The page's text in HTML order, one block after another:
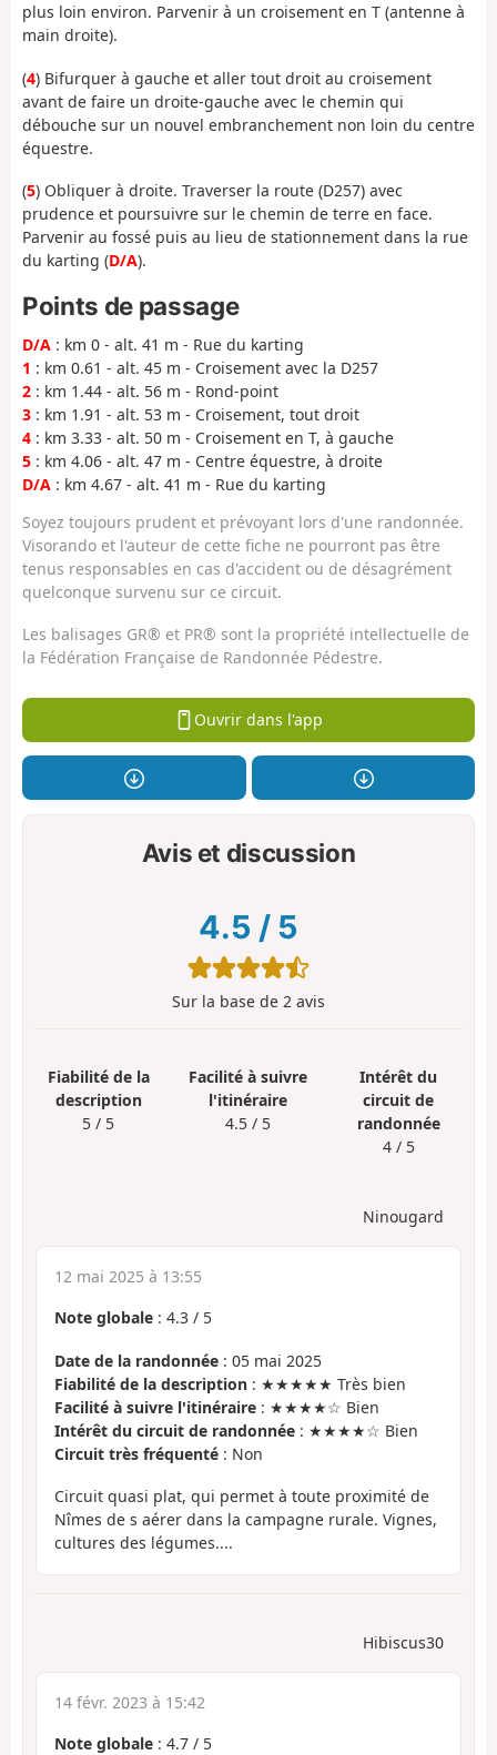
plus loin environ. Parvenir à un croisement en T (antenne à
main droite).
(4) Bifurquer à gauche et aller tout droit au croisement
avant de faire un droite-gauche avec le chemin qui
débouche sur un nouvel embranchement non loin du centre
équestre.
(5) Obliquer à droite. Traverser la route (D257) avec
prudence et poursuivre sur le chemin de terre en face.
Parvenir au fossé puis au lieu de stationnement dans la rue
du karting (D/A).
Points de passage
D/A : km 0 - alt. 41 m - Rue du karting
1 : km 0.61 - alt. 45 m - Croisement avec la D257
2 : km 1.44 - alt. 56 m - Rond-point
3 : km 1.91 - alt. 53 m - Croisement, tout droit
4 : km 3.33 - alt. 50 m - Croisement en T, à gauche
5 : km 4.06 - alt. 47 m - Centre équestre, à droite
D/A : km 4.67 - alt. 41 m - Rue du karting
Soyez toujours prudent et prévoyant lors d'une randonnée.
Visorando et l'auteur de cette fiche ne pourront pas être
tenus responsables en cas d'accident ou de désagrément
quelconque survenu sur ce circuit.
Les balisages GR® et PR® sont la propriété intellectuelle de
la Fédération Française de Randonnée Pédestre.
Ouvrir dans l'app
Avis et discussion
4.5 / 5
Sur la base de 2 avis
Fiabilité de la
description
5 / 5
Facilité à suivre
l'itinéraire
4.5 / 5
Intérêt du
circuit de
randonnée
4 / 5
Ninougard
12 mai 2025 à 13:55
Note globale : 4.3 / 5
Date de la randonnée : 05 mai 2025
Fiabilité de la description : ★★★★★ Très bien
Facilité à suivre l'itinéraire : ★★★★☆ Bien
Intérêt du circuit de randonnée : ★★★★☆ Bien
Circuit très fréquenté : Non
Circuit quasi plat, qui permet à toute proximité de
Nîmes de s aérer dans la campagne rurale. Vignes,
cultures des légumes....
Hibiscus30
14 févr. 2023 à 15:42
Note globale : 4.7 / 5